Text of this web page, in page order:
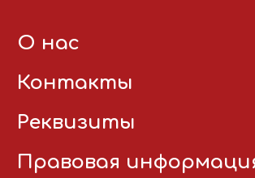
О нас
Контакты
Реквизиты
Правовая